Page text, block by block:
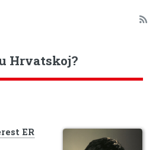
Hrvatskoj?
ER